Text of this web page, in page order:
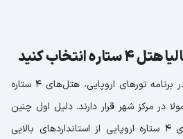
انتخاب کنید
معمولا آژانس‌های مسافرتی در برنامه تورهای اروپایی، هتل‌های 4 ستاره
در مرکز شهر قرار دارند. دلیل اول چنین
انتخاب این است که هتل‌های 4 ستاره اروپایی از استانداردهای بالایی